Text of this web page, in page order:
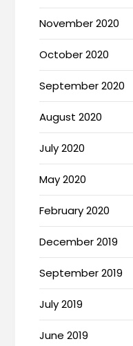
November 2020
October 2020
September 2020
August 2020
July 2020
May 2020
February 2020
December 2019
September 2019
July 2019
June 2019